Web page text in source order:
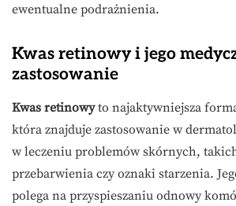
ewentualne podrażnienia.
Kwas retinowy i jego
zastosowanie
Kwas retinowyto najaktywniejsza
która znajduje zastosowanie w
w leczeniu problemów skórnych,
przebarwienia czy oznaki starzenia.
polega na przyspieszaniu odnowy